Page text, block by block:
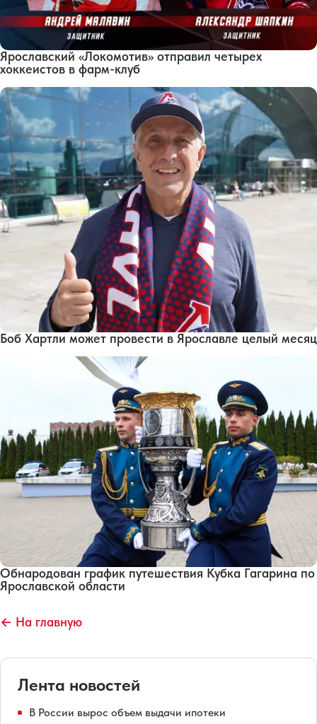
Ярославский «Локомотив» отправил четырех
хоккеистов в фарм-клуб
Боб Хартли может провести в Ярославле целый месяц
Обнародован график путешествия Кубка Гагарина по
Ярославской области
← На главную
Лента новостей
В России вырос объем выдачи ипотеки